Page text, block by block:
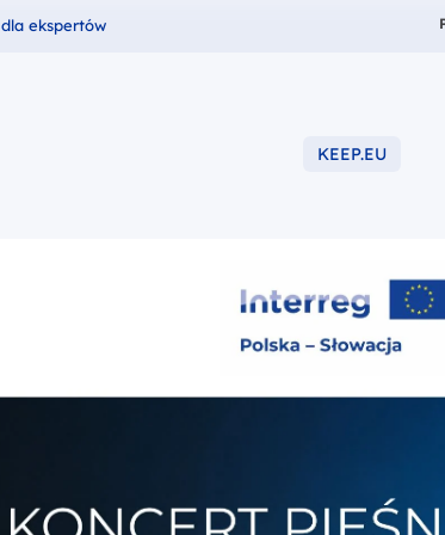
dlaekspertów
KEEP.EU